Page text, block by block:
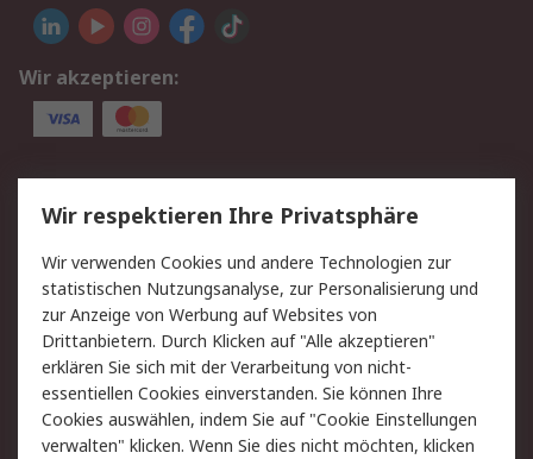
Wir akzeptieren:
Service
Value Added Services
Lieferlösungen
Rücksendung/Entsorgung Kontakt
Hilfe
Rechtliches
RS Verkaufs- und
Lieferbedingungen
Datenschutz
Wir respektieren Ihre Privatsphäre
Wir verwenden Cookies und andere Technologien zur
statistischen Nutzungsanalyse, zur Personalisierung und
zur Anzeige von Werbung auf Websites von
Drittanbietern. Durch Klicken auf "Alle akzeptieren"
erklären Sie sich mit der Verarbeitung von nicht-
essentiellen Cookies einverstanden. Sie können Ihre
Cookies auswählen, indem Sie auf "Cookie Einstellungen
verwalten" klicken. Wenn Sie dies nicht möchten, klicken